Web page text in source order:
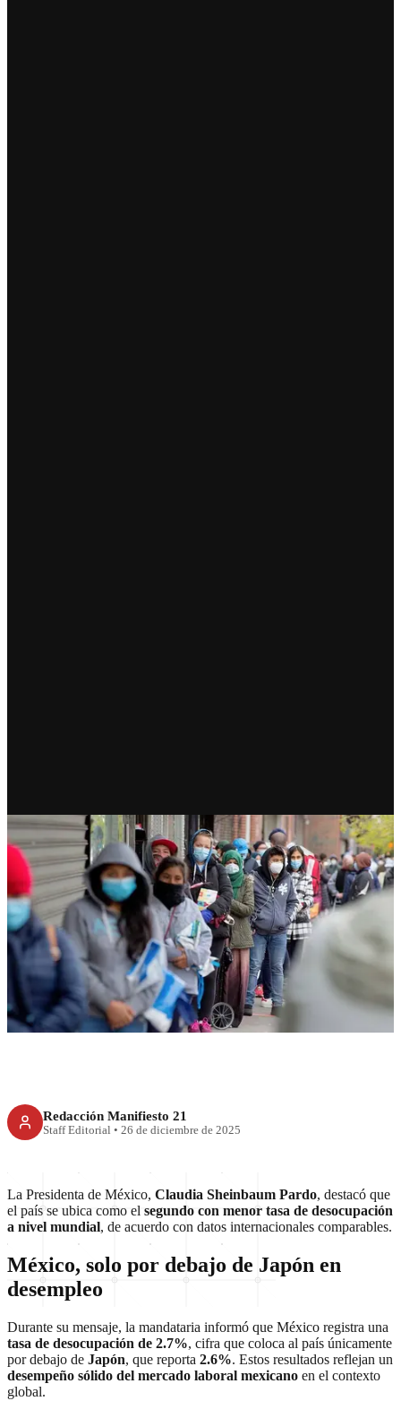
RECIENTE
Sheinbaum destaca que México
es el segundo país con menor
desocupación a nivel mundial
Redacción Manifiesto 21
Staff Editorial • 26 de diciembre de 2025
La Presidenta de México, Claudia Sheinbaum Pardo, destacó que
el país se ubica como el segundo con menor tasa de desocupación
a nivel mundial, de acuerdo con datos internacionales comparables.
México, solo por debajo de Japón en
desempleo
Durante su mensaje, la mandataria informó que México registra una
tasa de desocupación de 2.7%, cifra que coloca al país únicamente
por debajo de Japón, que reporta 2.6%. Estos resultados reflejan un
desempeño sólido del mercado laboral mexicano en el contexto
global.